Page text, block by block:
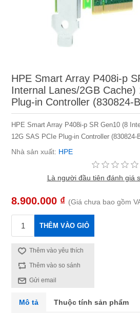
HPE Smart Array P408i-p
Internal Lanes/2GB Cache)
Plug-in Controller (830824-
HPE Smart Array P408i-p SR Gen10 (8
12G SAS PCIe Plug-in Controller (830824-
Nhà sản xuất: HPE
Là người đầu tiên đánh giá
8.900.000 ₫ (Giá chưa bao gồm
THÊM VÀO GIỎ
Thêm vào yêu thích
Thêm vào so sánh
Gửi email
Mô tả Thuộc tính sản phẩm